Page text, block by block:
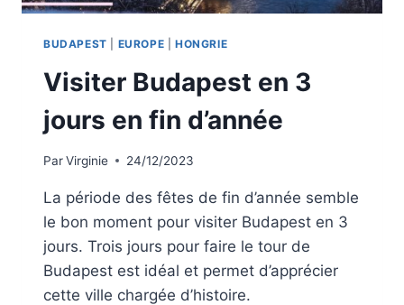
BUDAPEST EUROPE HONGRIE
Visiter Budapest en 3
jours en fin d’année
ParVirginie 24/12/2023
La période des fêtes de fin d’année semble
le bon moment pour visiter Budapest en 3
jours. Trois jours pour faire le tour de
Budapest est idéal et permet d’apprécier
cette ville chargée d’histoire.